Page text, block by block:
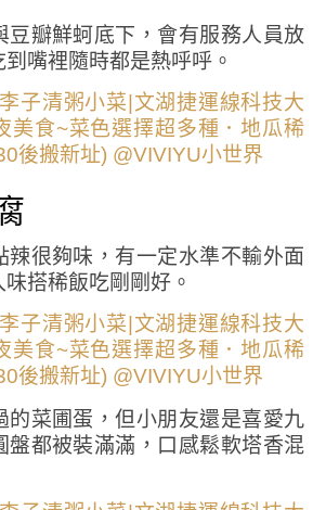
豆瓣鮮蚵底下，會有服務人員放
嘴裡隨時都是熱呼呼。
辣很夠味，有一定水準不輸外面
搭稀飯吃剛剛好。
的菜圃蛋，但小朋友還是喜愛九
盤都被裝滿滿，口感鬆軟塔香混